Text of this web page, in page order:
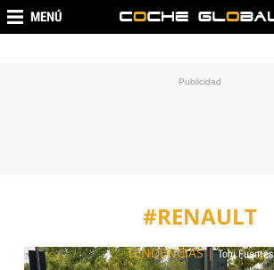
MENÚ
#RENAULT
TENDENCIAS|Toni Fuentes